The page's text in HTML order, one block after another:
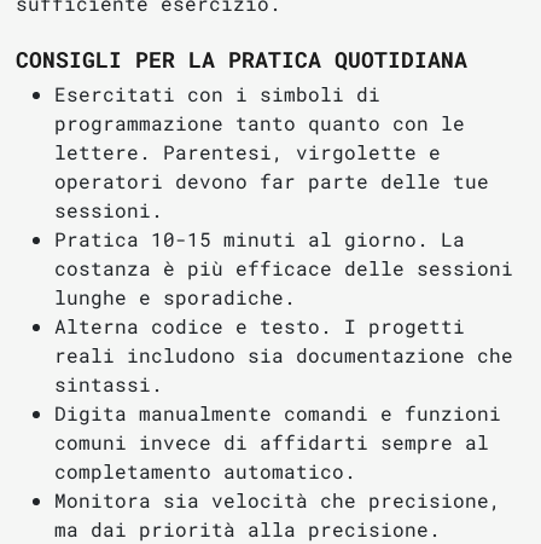
CONSIGLI PER LA PRATICA QUOTIDIANA
Esercitati con i simboli di
programmazione tanto quanto con le
lettere. Parentesi, virgolette e
operatori devono far parte delle tue
sessioni.
Pratica 10-15 minuti al giorno. La
costanza è più efficace delle sessioni
lunghe e sporadiche.
Alterna codice e testo. I progetti
reali includono sia documentazione che
sintassi.
Digita manualmente comandi e funzioni
comuni invece di affidarti sempre al
completamento automatico.
Monitora sia velocità che precisione,
ma dai priorità alla precisione.